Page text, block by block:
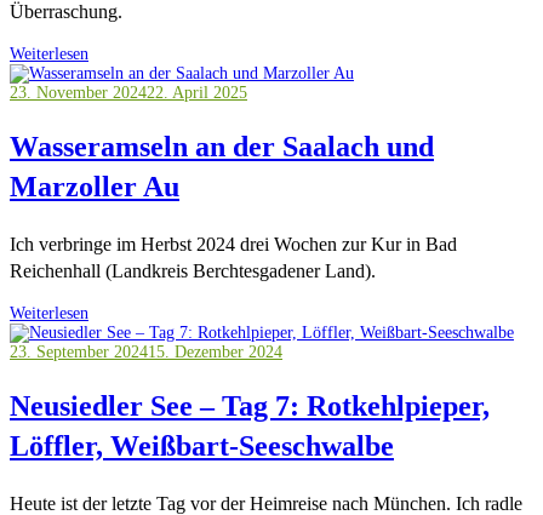
Überraschung.
Weiterlesen
23. November 202422. April 2025
Wasseramseln an der Saalach und
Marzoller Au
Ich verbringe im Herbst 2024 drei Wochen zur Kur in Bad
Reichenhall (Landkreis Berchtesgadener Land).
Weiterlesen
23. September 202415. Dezember 2024
Neusiedler See – Tag 7: Rotkehlpieper,
Löffler, Weißbart-Seeschwalbe
Heute ist der letzte Tag vor der Heimreise nach München. Ich radle